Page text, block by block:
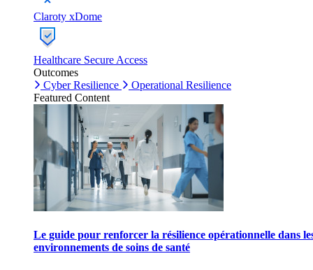
Claroty xDome
Healthcare Secure Access
Outcomes
Cyber Resilience
Operational Resilience
Featured Content
Le guide pour renforcer la résilience opérationnelle dans
environnements de soins de santé